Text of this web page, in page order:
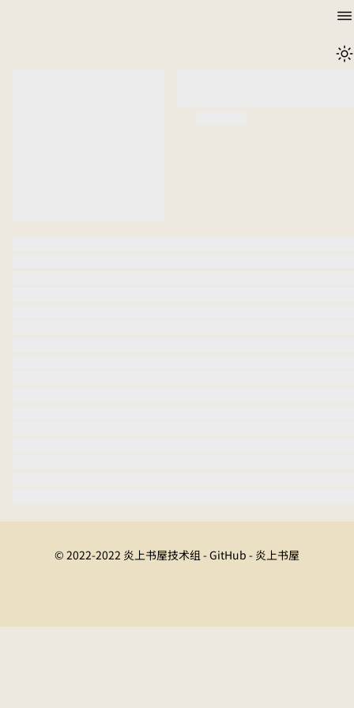
© 2022-2022 炎上书屋技术组 - GitHub - 炎上书屋